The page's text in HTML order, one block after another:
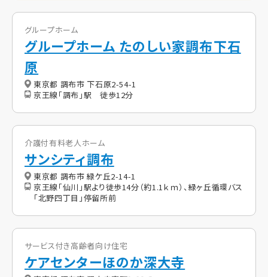
グループホーム
グループホーム たのしい家調布下石
原
東京都 調布市 下石原2-54-1
京王線「調布」駅 徒歩12分
介護付有料老人ホーム
サンシティ調布
東京都 調布市 緑ケ丘2-14-1
京王線「仙川」駅より徒歩14分（約1.1ｋｍ）、緑ヶ丘循環バス
「北野四丁目」停留所前
サービス付き高齢者向け住宅
ケアセンターほのか深大寺